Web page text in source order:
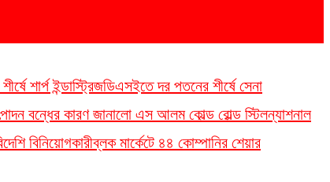
শার্প ইন্ডাস্ট্রিজডিএসইতে দর পতনের শীর্ষে সেনা
বন্ধের কারণ জানালো এস আলম কোল্ড রোল্ড স্টিলন্যাশনাল
বিনিয়োগকারীব্লক মার্কেটে ৪৪ কোম্পানির শেয়ার